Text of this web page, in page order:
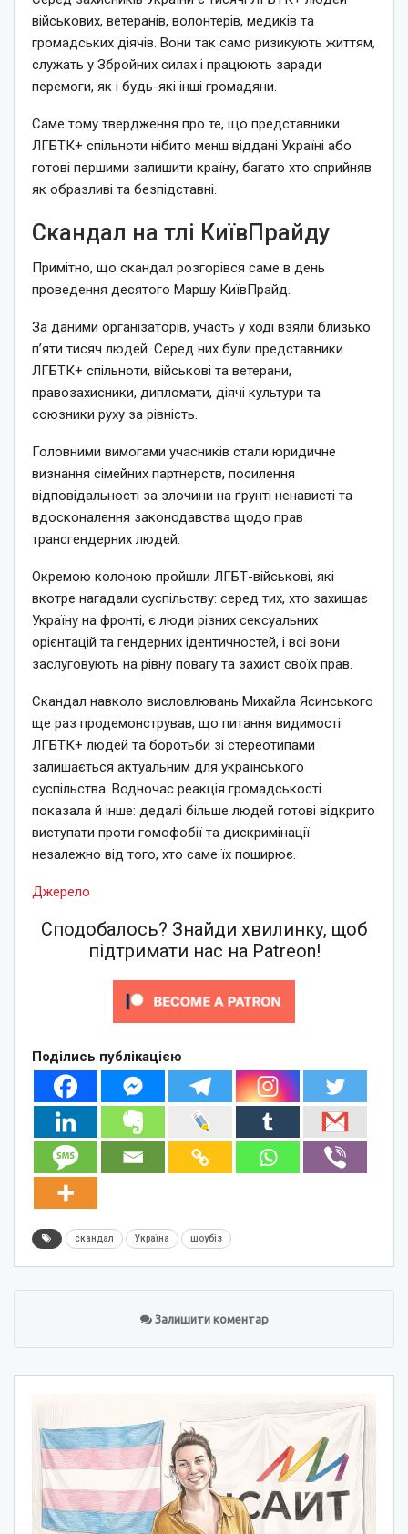
військових, ветеранів, волонтерів, медиків та
громадських діячів. Вони так само ризикують життям,
служать у Збройних силах і працюють заради
перемоги, як і будь-які інші громадяни.
Саме тому твердження про те, що представники
ЛГБТК+ спільноти нібито менш віддані Україні або
готові першими залишити країну, багато хто сприйняв
як образливі та безпідставні.
Скандал на тлі КиївПрайду
Примітно, що скандал розгорівся саме в день
проведення десятого Маршу КиївПрайд.
За даними організаторів, участь у ході взяли близько
п’яти тисяч людей. Серед них були представники
ЛГБТК+ спільноти, військові та ветерани,
правозахисники, дипломати, діячі культури та
союзники руху за рівність.
Головними вимогами учасників стали юридичне
визнання сімейних партнерств, посилення
відповідальності за злочини на ґрунті ненависті та
вдосконалення законодавства щодо прав
трансгендерних людей.
Окремою колоною пройшли ЛГБТ-військові, які
вкотре нагадали суспільству: серед тих, хто захищає
Україну на фронті, є люди різних сексуальних
орієнтацій та гендерних ідентичностей, і всі вони
заслуговують на рівну повагу та захист своїх прав.
Скандал навколо висловлювань Михайла Ясинського
ще раз продемонстрував, що питання видимості
ЛГБТК+ людей та боротьби зі стереотипами
залишається актуальним для українського
суспільства. Водночас реакція громадськості
показала й інше: дедалі більше людей готові відкрито
виступати проти гомофобії та дискримінації
незалежно від того, хто саме їх поширює.
Джерело
Сподобалось? Знайди хвилинку, щоб
підтримати нас на Patreon!
Поділись публікацією
скандал Україна шоубіз
Залишити коментар